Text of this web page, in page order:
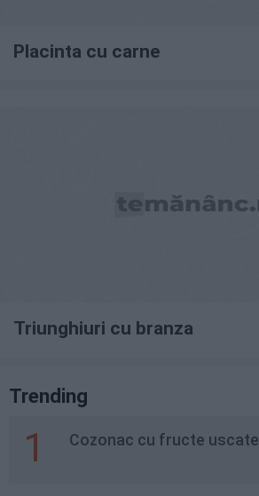
Placinta cu carne
Triunghiuri cu branza
Trending
1 Cozonac cu fructe uscate